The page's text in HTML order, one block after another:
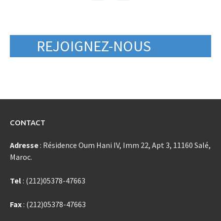
REJOIGNEZ-NOUS
CONTACT
Adresse: Résidence Oum Hani IV, Imm 22, Apt 3, 11160 Salé,
Maroc.
Tel: (212)05378-47663
Fax: (212)05378-47663